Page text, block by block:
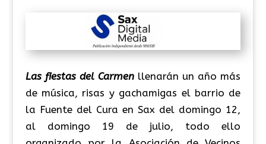
Las fiestas del Carmenllenarán un año más
de música, risas y gachamigas el barrio de
la Fuente del Cura en Sax del domingo 12,
al domingo 19 de julio, todo ello